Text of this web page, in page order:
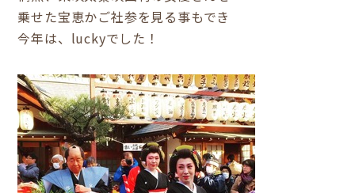
乗せた宝恵かご社参を見る事もでき
今年は、luckyでした！